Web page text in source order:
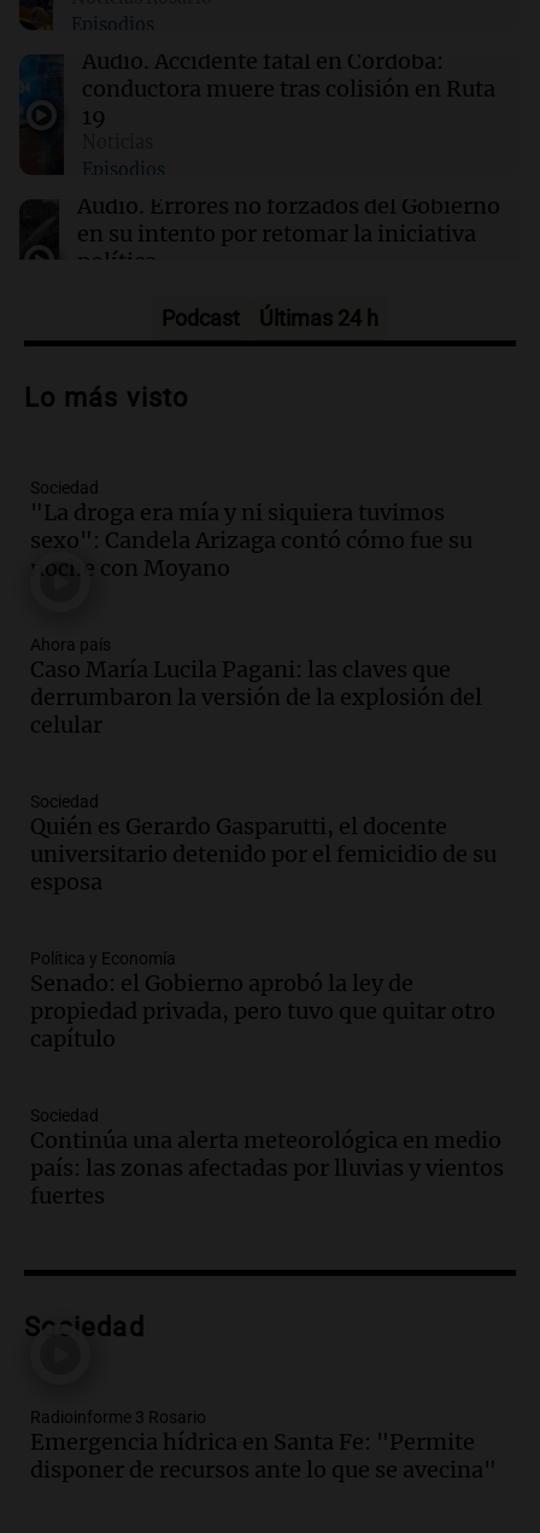
Un automovilista resultó herido tras chocar
contra un camión en la autopista Rosario-
Santa Fe
Viernes frío en Rosario: la sensación térmica
cayó bajo cero y la máxima llegará a 15°C
Episodios
Audio. Accidente fatal en Córdoba:
conductora muere tras colisión en Ruta
19
Episodios
Audio. Errores no forzados del Gobierno
en su intento por retomar la iniciativa
política
Audio.Detienen a Gerardo Gasparuti por
accidente automovilístico
Audio.
Condenan a tres años de prisión
en suspenso a hombre que simuló robo
de millones en San Luis
Panorama Federal
Audio.
reconstrucción de 373 lozas en la
autopista de las Serranías Puntanas
Panorama Federal
en Córdoba: casi 1.500 llamados por
incidentes
Noticias
Episodios
mientras el gobierno lucha por avanzar
en el Senado
Noticias
Episodios
"Permite disponer de recursos ante lo
que se avecina"
Noticias Rosario
Audio.
Noticias
Episodios
ciudad
Noticias
Episodios
Podcast Últimas 24 h
Lo más visto
Sociedad
"La droga era mía y ni siquiera tuvimos
sexo": Candela Arizaga contó cómo fue su
noche con Moyano
Ahora país
Caso María Lucila Pagani: las claves que
derrumbaron la versión de la explosión del
celular
Sociedad
Quién es Gerardo Gasparutti, el docente
universitario detenido por el femicidio de su
esposa
Política y Economía
Senado: el Gobierno aprobó la ley de
propiedad privada, pero tuvo que quitar otro
capítulo
Sociedad
Continúa una alerta meteorológica en medio
país: las zonas afectadas por lluvias y vientos
fuertes
Sociedad
Radioinforme 3 Rosario
Emergencia hídrica en Santa Fe: "Permite
disponer de recursos ante lo que se avecina"